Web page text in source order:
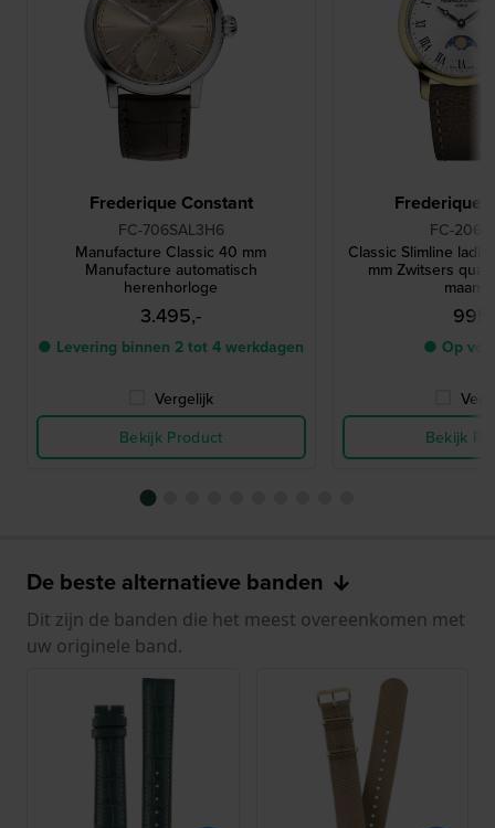
Frederique Constant
FC-706SAL3H6
Manufacture Classic 40 mm
Manufacture automatisch
herenhorloge
3.495,-
● Levering binnen 2 tot 4 werkdagen
Vergelijk
Bekijk Product
Frederique
FC-
Classic Slimline
mm Zwitsers
● Op
Bekijk
De beste alternatieve banden
Dit zijn de banden die het meest overeenkomen met
uw originele band.